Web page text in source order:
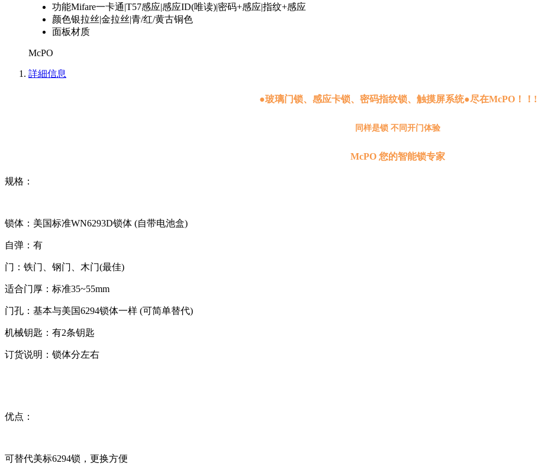
功能Mifare一卡通|T57感应|感应ID(唯读)|密码+感应|指纹+感应
颜色银拉丝|金拉丝|青/红/黄古铜色
面板材质
McPO
詳細信息
●玻璃门锁、感应卡锁、密码指纹锁、触摸屏系统●尽在McPO！！!
同样是锁 不同开门体验
McPO 您的智能锁专家
规格：
锁体：美国标准WN6293D锁体 (自带电池盒)
自弹：有
门：铁门、钢门、木门(最佳)
适合门厚：标准35~55mm
门孔：基本与美国6294锁体一样 (可简单替代)
机械钥匙：有2条钥匙
订货说明：锁体分左右
优点：
可替代美标6294锁，更换方便